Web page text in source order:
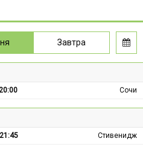
Завтра
20:00 Сочи
21:45
Стивенидж